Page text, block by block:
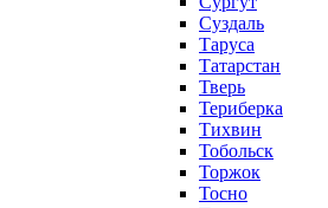
Суздаль
Таруса
Татарстан
Тверь
Териберка
Тихвин
Тобольск
Торжок
Тосно